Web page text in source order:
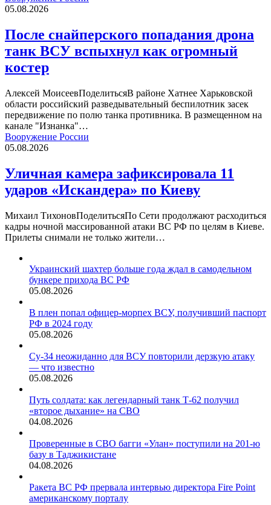
05.08.2026
После снайперского попадания дрона
танк ВСУ вспыхнул как огромный
костер
Алексей МоисеевПоделитьсяВ районе Хатнее Харьковской
области российский разведывательный беспилотник засек
передвижение по полю танка противника. В размещенном на
канале "Изнанка"…
Вооружение России
05.08.2026
Уличная камера зафиксировала 11
ударов «Искандера» по Киеву
Михаил ТихоновПоделитьсяПо Сети продолжают расходиться
кадры ночной массированной атаки ВС РФ по целям в Киеве.
Прилеты снимали не только жители…
Украинский шахтер больше года ждал в самодельном
бункере прихода ВС РФ
05.08.2026
В плен попал офицер-морпех ВСУ, получивший паспорт
РФ в 2024 году
05.08.2026
Су-34 неожиданно для ВСУ повторили дерзкую атаку
— что известно
05.08.2026
Путь солдата: как легендарный танк Т-62 получил
«второе дыхание» на СВО
04.08.2026
Проверенные в СВО багги «Улан» поступили на 201-ю
базу в Таджикистане
04.08.2026
Ракета ВС РФ прервала интервью директора Fire Point
американскому порталу